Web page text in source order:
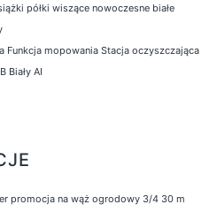
półki wiszące nowoczesne białe
Funkcja mopowania Stacja oczyszczająca
Biały AI
promocja na wąż ogrodowy 3/4 30 m